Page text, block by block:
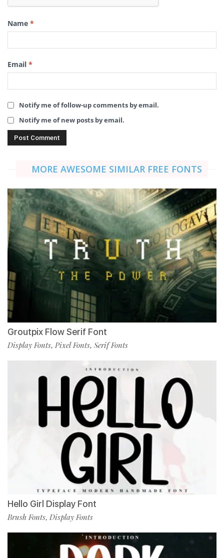
Name *
Email *
Notify me of follow-up comments by email.
Notify me of new posts by email.
MORE AWESOME SIMILAR FREE FONTS
Groutpix Flow Serif Font
Display Fonts, Pixel Fonts, Serif Fonts
Hello Girl Display Font
Brush Fonts, Display Fonts